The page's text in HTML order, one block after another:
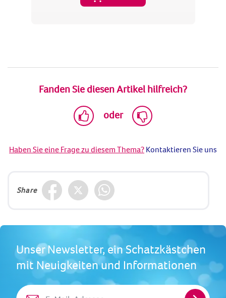
Fanden Sie diesen Artikel hilfreich?
oder
Haben Sie eine Frage zu diesem Thema? Kontaktieren Sie uns
Share
Unser Newsletter, ein Schatzkästchen
mit Neuigkeiten und Informationen